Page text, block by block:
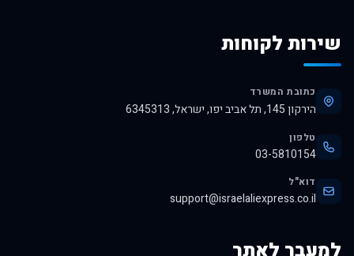
שירות לקוחות
כתובת המשרד
הירקון 145, תל אביב יפו, ישראל, 6345313
טלפון
03-5810154
דוא"ל
support@israelaliexpress.co.il